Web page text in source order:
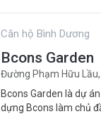
Căn hộ Bình Dương
Bcons Garden
Đường Phạm Hữu
Bcons Garden là dự
dựng Bcons làm chủ